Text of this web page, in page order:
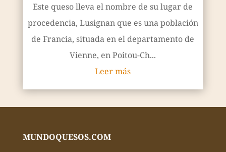
Este queso lleva el nombre de su lugar de
procedencia, Lusignan que es una población
de Francia, situada en el departamento de
Vienne, en Poitou-Ch...
Leer más
MUNDOQUESOS.COM